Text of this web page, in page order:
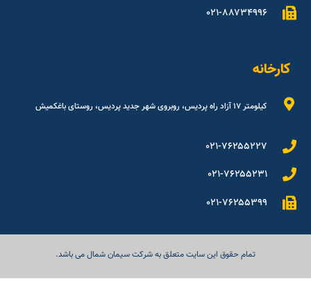
۰۲۱-۸۸۷۳۴۹۹۶
کارخانه
کیلومتر ۱۷ آزاد راه پردیس، روبروی شهر جدید پردیس، روستای باغکمیش
۰۲۱-۷۶۲۵۵۲۲۷
۰۲۱-۷۶۲۵۵۲۳۱
۰۲۱-۷۶۲۵۵۳۹۹
تمام حقوق این سایت متعلق به شرکت سیمان شمال می باشد.